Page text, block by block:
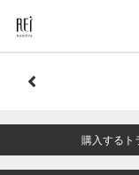
購入するト